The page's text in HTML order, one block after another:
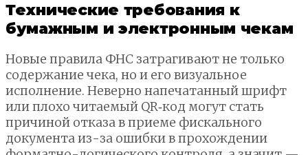
Технические требования к
бумажным и электронным чекам
Новые правила ФНС затрагивают не только
содержание чека, но и его визуальное
исполнение. Неверно напечатанный шрифт
или плохо читаемый QR‑код могут стать
причиной отказа в приеме фискального
документа из-за ошибки в прохождении